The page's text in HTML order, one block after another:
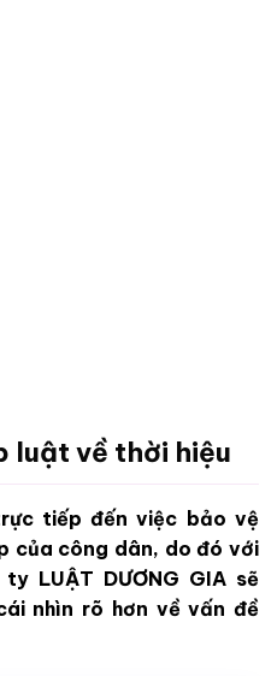
luật về thời hiệu
tiếp đến việc bảo vệ
của công dân, do đó với
LUẬT DƯƠNG GIA sẽ
nhìn rõ hơn về vấn đề